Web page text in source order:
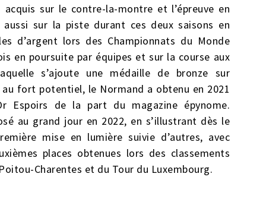
sur le contre-la-montre et l’épreuve en
sur la piste durant ces deux saisons en
d’argent lors des Championnats du Monde
en poursuite par équipes et sur la course aux
s’ajoute une médaille de bronze sur
au fort potentiel, le Normand a obtenu en 2021
Espoirs de la part du magazine épynome.
au grand jour en 2022, en s’illustrant dès le
mise en lumière suivie d’autres, avec
places obtenues lors des classements
Charentes et du Tour du Luxembourg.